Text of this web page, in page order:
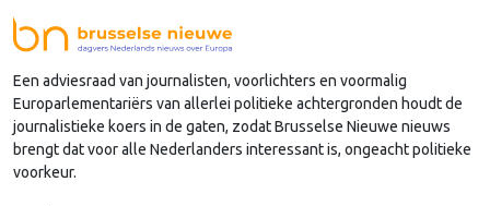
Nederlandse regio’s behoorlijk succesvol in hun
lobby in Brussel, en dat komt vooral omdat …
Continued
Een adviesraad van journalisten, voorlichters en voormalig
Europarlementariërs van allerlei politieke achtergronden houdt de
journalistieke koers in de gaten, zodat Brusselse Nieuwe nieuws
brengt dat voor alle Nederlanders interessant is, ongeacht politieke
voorkeur.